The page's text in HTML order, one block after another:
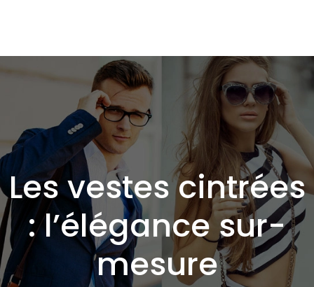
Les vestes cintrées
: l’élégance sur-
mesure